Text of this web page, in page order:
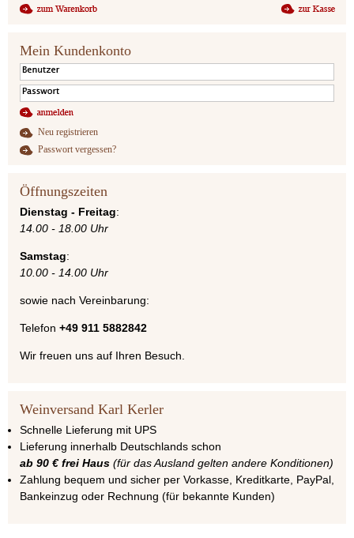
Mein Kundenkonto
Neu registrieren
Passwort vergessen?
Öffnungszeiten
Dienstag - Freitag:
14.00 - 18.00 Uhr
Samstag:
10.00 - 14.00 Uhr
sowie nach Vereinbarung:
Telefon +49 911 5882842
Wir freuen uns auf Ihren Besuch.
Weinversand Karl Kerler
Schnelle Lieferung mit UPS
Lieferung innerhalb Deutschlands schon
ab 90 € frei Haus (für das Ausland gelten andere Konditionen)
Zahlung bequem und sicher per Vorkasse, Kreditkarte, PayPal,
Bankeinzug oder Rechnung (für bekannte Kunden)